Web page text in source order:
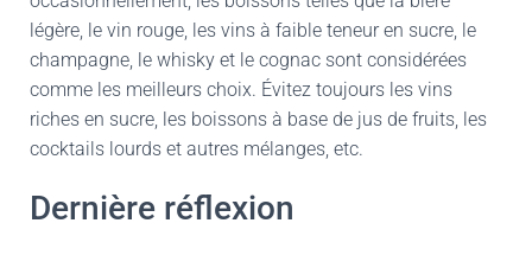
légère, le vin rouge, les vins à faible teneur en sucre, le
champagne, le whisky et le cognac sont considérées
comme les meilleurs choix. Évitez toujours les vins
riches en sucre, les boissons à base de jus de fruits, les
cocktails lourds et autres mélanges, etc.
Dernière réflexion